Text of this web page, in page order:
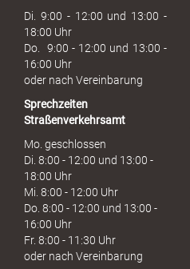
u
h
Di. 9:00 - 12:00 und 13:00 -
18:00 Uhr
Do. 9:00 - 12:00 und 13:00 -
16:00 Uhr
oder nach Vereinbarung
Sprechzeiten
Straßenverkehrsamt
Mo. geschlossen
Di. 8:00 - 12:00 und 13:00 -
18:00 Uhr
Mi. 8:00 - 12:00 Uhr
Do. 8:00 - 12:00 und 13:00 -
16:00 Uhr
Fr. 8:00 - 11:30 Uhr
oder nach Vereinbarung